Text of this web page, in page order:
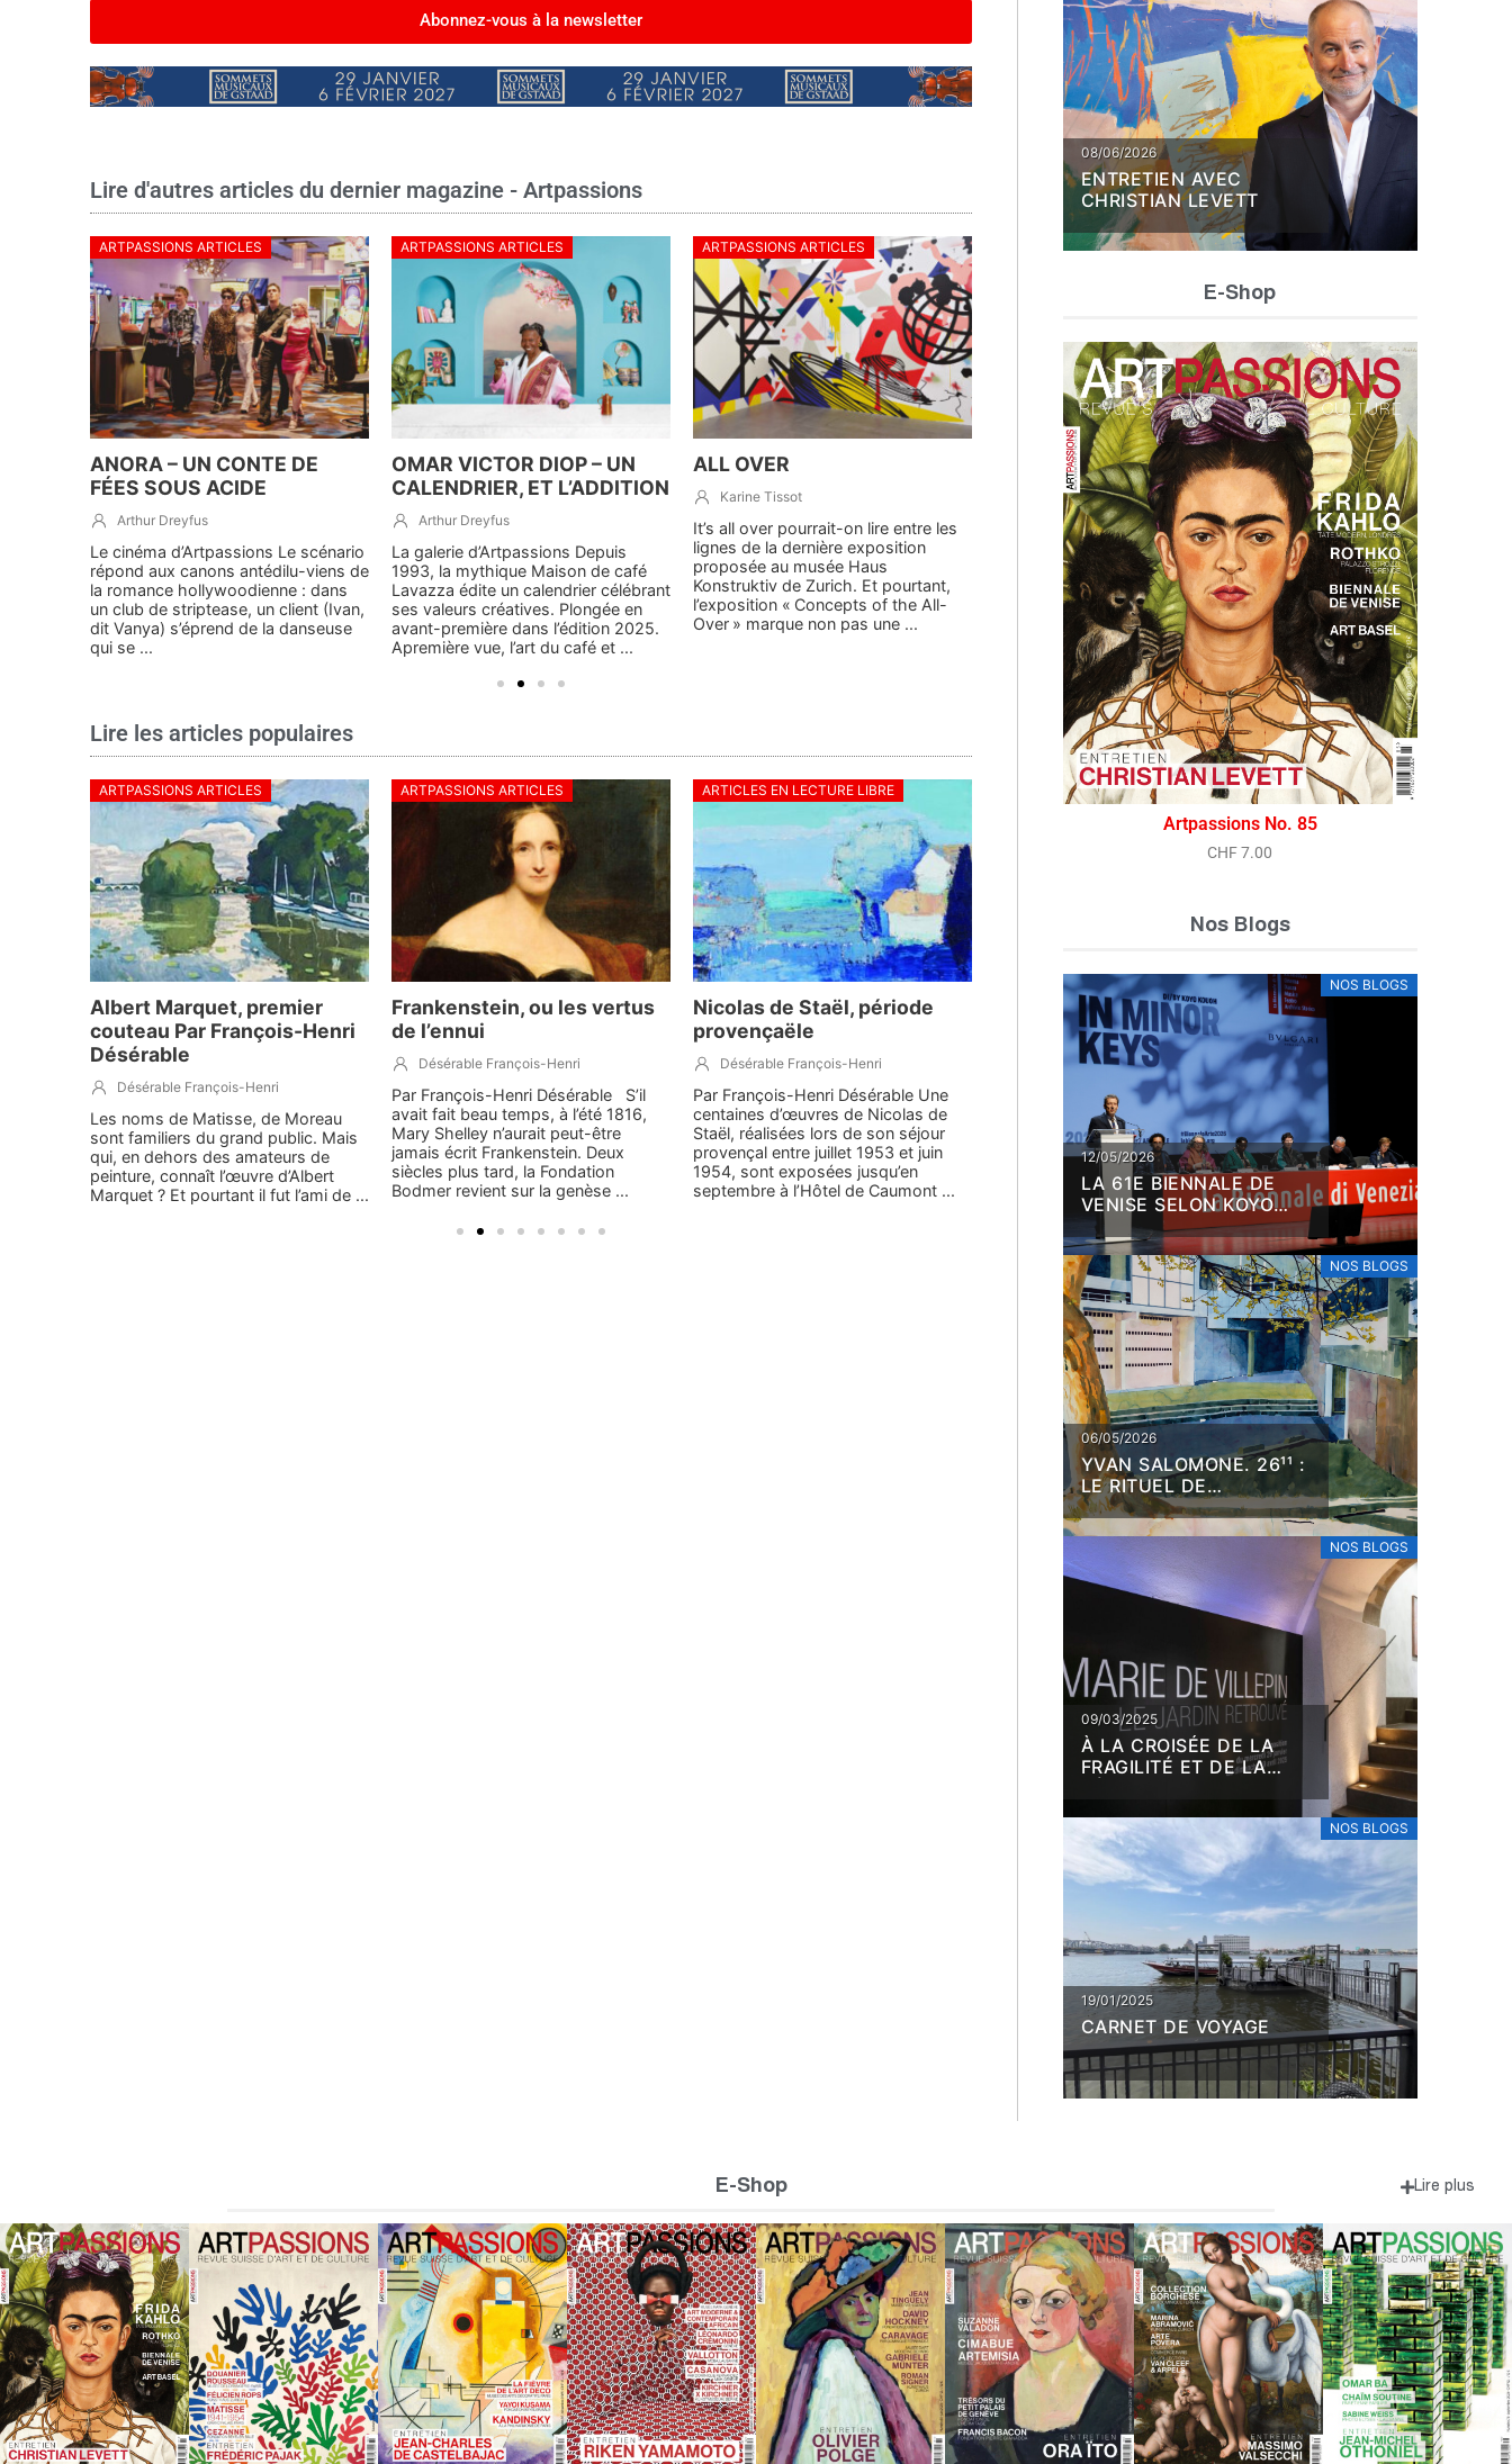
Abonnez-vous à la newsletter
Lire d'autres articles du dernier magazine - Artpassions
ARTPASSIONS ARTICLES
ANORA – UN CONTE DE
FÉES SOUS ACIDE
Arthur Dreyfus
Le cinéma d’Artpassions Le scénario
répond aux canons antédilu-viens de
la romance hollywoodienne : dans
un club de striptease, un client (Ivan,
dit Vanya) s’éprend de la danseuse
qui se ...
ARTPASSIONS ARTICLES
OMAR VICTOR DIOP – UN
CALENDRIER, ET L’ADDITION
Arthur Dreyfus
La galerie d’Artpassions Depuis
1993, la mythique Maison de café
Lavazza édite un calendrier célébrant
ses valeurs créatives. Plongée en
avant-première dans l’édition 2025.
Apremière vue, l’art du café et ...
ARTPASSIONS ARTICLES
ALL OVER
Karine Tissot
It’s all over pourrait-on lire entre les
lignes de la dernière exposition
proposée au musée Haus
Konstruktiv de Zurich. Et pourtant,
l’exposition « Concepts of the All-
Over » marque non pas une ...
ARTPASSIONS ARTICLES
MARINA ABRAMOVIĆ
Karine Tissot
Incontournable événement de cet
hiver, l’exposition rétrospective et
monographique de Marina
Abramović, une première suisse, se
tient jusqu’au 16 février au Kunsthaus
de Zurich pour célébrer l’une des
artistes les ...
ARTPASSIONS ARTICLES
PAULA REGO CONTES
CRUELS
Ingrid Dubach-Lemainque
L’exposition du
Bâle rend hommage à la
britannique d’origine
en 1935 et décédée il y a
Cette vaste rétrospective
univers figuratif ...
Lire les articles populaires
ARTPASSIONS ARTICLES
Albert Marquet, premier
couteau Par François-Henri
Désérable
Désérable François-Henri
Les noms de Matisse, de Moreau
sont familiers du grand public. Mais
qui, en dehors des amateurs de
peinture, connaît l’œuvre d’Albert
Marquet ? Et pourtant il fut l’ami de ...
ARTPASSIONS ARTICLES
Frankenstein, ou les vertus
de l’ennui
Désérable François-Henri
Par François-Henri Désérable S’il
avait fait beau temps, à l’été 1816,
Mary Shelley n’aurait peut-être
jamais écrit Frankenstein. Deux
siècles plus tard, la Fondation
Bodmer revient sur la genèse ...
ARTICLES EN LECTURE LIBRE
Nicolas de Staël, période
provençaële
Désérable François-Henri
Par François-Henri Désérable Une
centaines d’œuvres de Nicolas de
Staël, réalisées lors de son séjour
provençal entre juillet 1953 et juin
1954, sont exposées jusqu’en
septembre à l’Hôtel de Caumont ...
ARTICLES EN LECTURE LIBRE
CECI N’EST PAS UNE EXPO
MAGRITTE
Désérable François-Henri
Le MASI de Lugano met Magritte à
l’honneur : soixante-dix œuvres du
peintre belge sont réunies dans une
exposition qui retrace toute sa
carrière, de ses débuts aux tableaux
ARTPASSIONS ARTICLES
LÉONARD DE VINCI
PEINTURE COMME
SUPRÊME DU MONDE
Désérable François-Henri
Pour les cinq cents ans de
Léonard de Vinci (1452-
Musée du Louvre consacre
importante rétrospective de
dernières années au célèbre
et ...
08/06/2026
ENTRETIEN AVEC
CHRISTIAN LEVETT
E-Shop
Vue rapide
Artpassions No. 85
CHF7.00
Nos Blogs
NOS BLOGS
12/05/2026
LA 61E BIENNALE DE
VENISE SELON KOYO
KOUOH
NOS BLOGS
06/05/2026
YVAN SALOMONE. 26¹¹ :
LE RITUEL DE
L’AQUARELLE
NOS BLOGS
09/03/2025
À LA CROISÉE DE LA
FRAGILITÉ ET DE LA
NOS BLOGS
19/01/2025
CARNET DE VOYAGE
E-Shop Lire plus